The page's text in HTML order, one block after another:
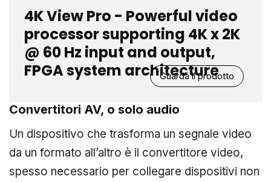
4K View Pro - Powerful video
processor supporting 4K x 2K
@ 60 Hz input and output,
FPGA system architecture
Guarda il prodotto
Convertitori AV, o solo audio
Un dispositivo che trasforma un segnale video
da un formato all’altro è il convertitore video,
spesso necessario per collegare dispositivi non